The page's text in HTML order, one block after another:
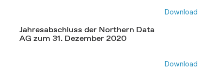
Jahresabschluss der Northern Data
AG zum 31. Dezember 2020
Download
Download